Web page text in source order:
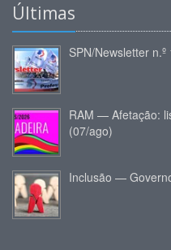
Últimas
SPN/Newsletter
RAM — Afetação:
(07/ago)
Inclusão —